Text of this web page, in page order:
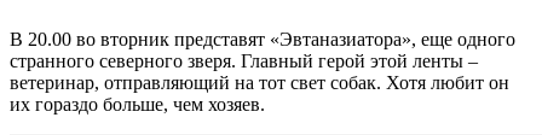
В 20.00 во вторник представят «Эвтаназиатора», еще одного
странного северного зверя. Главный герой этой ленты –
ветеринар, отправляющий на тот свет собак. Хотя любит он
их гораздо больше, чем хозяев.